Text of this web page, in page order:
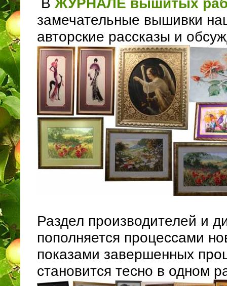
замечательные вышивки
авторские рассказы и
Раздел производителей и
пополняется процессами
показами завершенных
становится тесно в одном